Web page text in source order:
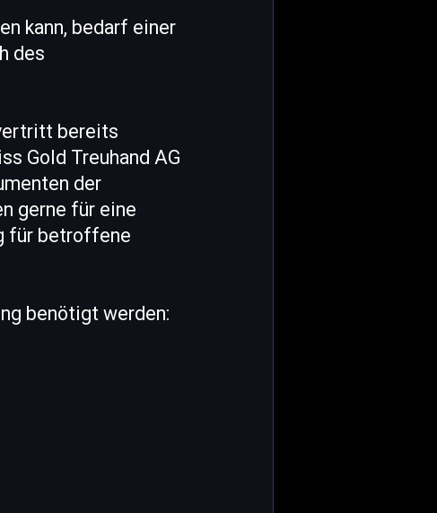
kann, bedarf einer
des
bereits
Gold Treuhand AG
der
gerne für eine
für betroffene
benötigt werden: